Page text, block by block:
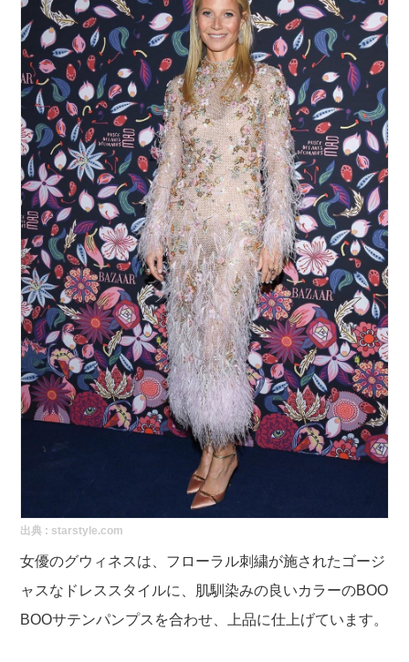
出典 : starstyle.com
女優のグウィネスは、フローラル刺繍が施されたゴージ
ャスなドレススタイルに、肌馴染みの良いカラーのBOO
BOOサテンパンプスを合わせ、上品に仕上げています。